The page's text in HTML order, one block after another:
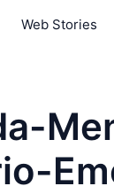
Web Stories